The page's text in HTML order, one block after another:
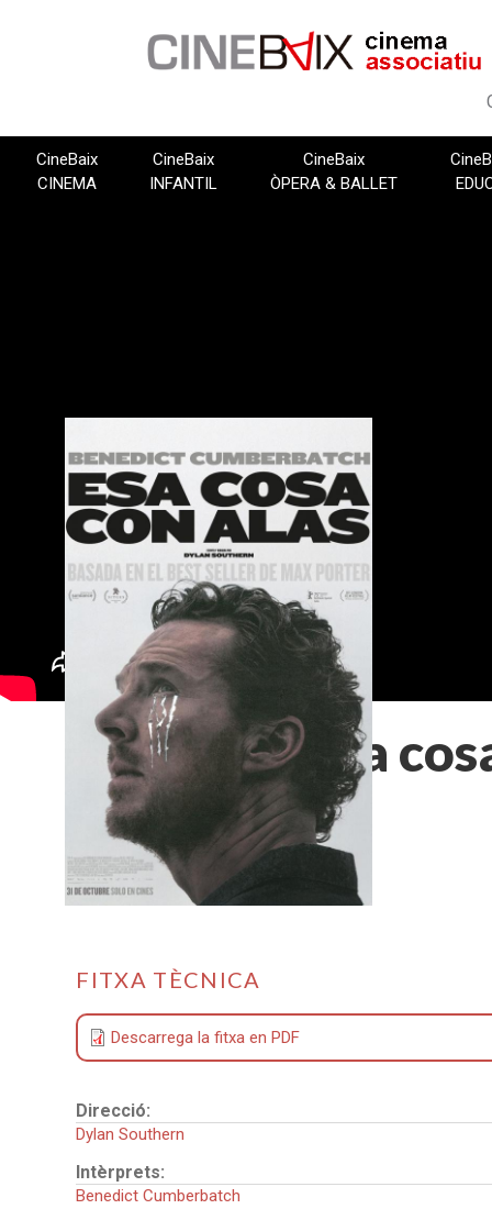
CineBaix
CINEMA
CineBaix
INFANTIL
CineBaix
ÒPERA & BALLET
Esa
FITXA TÈCNICA
Descarrega la fitxa en PDF
Direcció:
Dylan Southern
Intèrprets:
Benedict Cumberbatch